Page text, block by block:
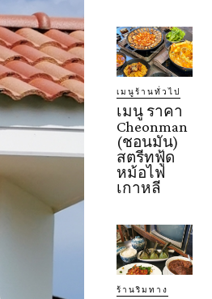
เมนูร้านทั่วไป
เมนู ราคา
Cheonman
(ชอนมัน)
สตรีทฟู้ด
หม้อไฟ
เกาหลี
ร้านริมทาง